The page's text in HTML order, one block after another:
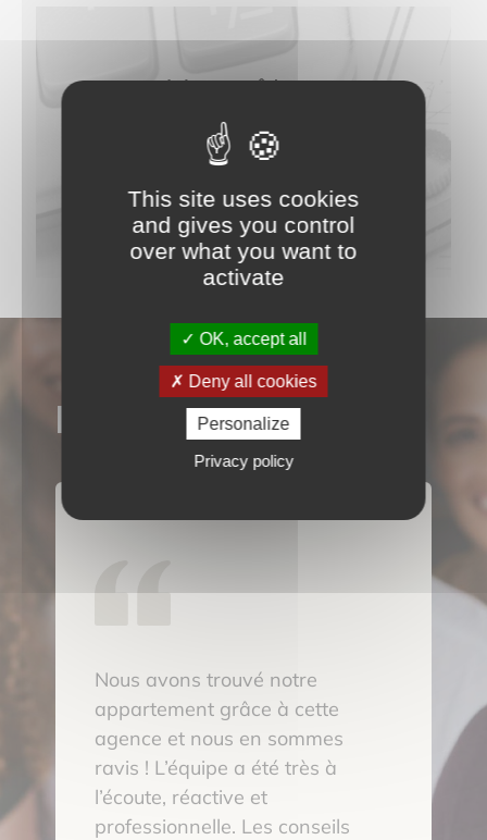
Vous êtes
vendeur ?
N’attendez
plus
Estimez votre bien maintenant
NOS AVIS
Nous avons trouvé notre
appartement grâce à cette
agence et nous en sommes
ravis ! L’équipe a été très à
l’écoute, réactive et
professionnelle. Les conseils
This site uses cookies
and gives you control
over what you want to
activate
OK, accept all
Deny all cookies
Personalize
Privacy policy